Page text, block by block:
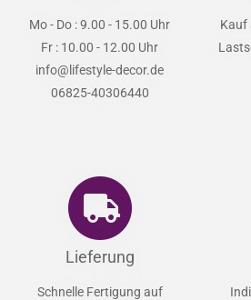
Mo - Do : 9.00 - 15.00 Uhr
Fr : 10.00 - 12.00 Uhr
info@lifestyle-decor.de
06825-40306440
Kauf
Lieferung
Schnelle Fertigung auf